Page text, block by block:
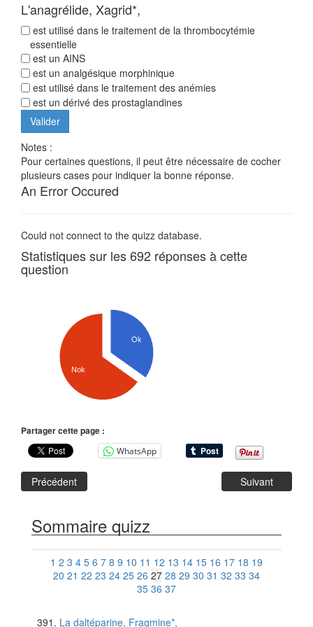
L'anagrélide, Xagrid*,
est utilisé dans le traitement de la thrombocytémie
essentielle
est un AINS
est un analgésique morphinique
est utilisé dans le traitement des anémies
est un dérivé des prostaglandines
Notes :
Pour certaines questions, il peut être nécessaire de cocher
plusieurs cases pour indiquer la bonne réponse.
An Error Occured
Could not connect to the quizz database.
Statistiques sur les 692 réponses à cette
question
Ok
Nok
Partager cette page :
WhatsApp
Précédent Suivant
Sommaire quizz
1 2 3 4 5 6 7 8 9 10 11 12 13 14 15 16 17 18 19
20 21 22 23 24 25 26 27 28 29 30 31 32 33 34
35 36 37
La daltéparine, Fragmine*,